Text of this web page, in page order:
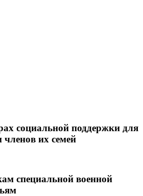
социальной поддержки для
их семей
специальной военной